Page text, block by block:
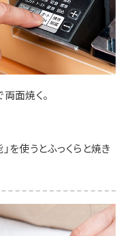
面焼く。
を使うとふっくらと焼き